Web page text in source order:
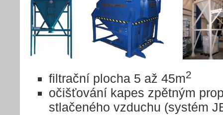
filtrační plocha 5 až 45m2
očišťování kapes zpětným
stlačeného vzduchu (systém